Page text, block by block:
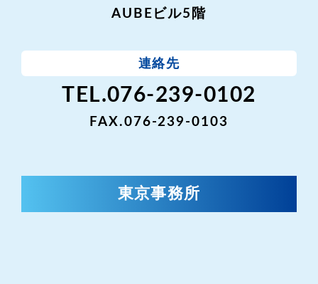
AUBEビル5階
連絡先
TEL.076-239-0102
FAX.076-239-0103
東京事務所